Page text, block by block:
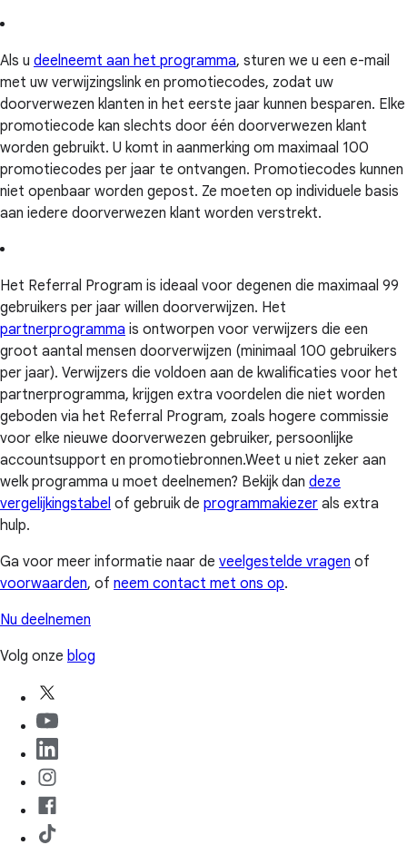
Als u deelneemt aan het programma, sturen we u een e-mail
met uw verwijzingslink en promotiecodes, zodat uw
doorverwezen klanten in het eerste jaar kunnen besparen. Elke
promotiecode kan slechts door één doorverwezen klant
worden gebruikt. U komt in aanmerking om maximaal 100
promotiecodes per jaar te ontvangen. Promotiecodes kunnen
niet openbaar worden gepost. Ze moeten op individuele basis
aan iedere doorverwezen klant worden verstrekt.
Het Referral Program is ideaal voor degenen die maximaal 99
gebruikers per jaar willen doorverwijzen. Het
partnerprogramma is ontworpen voor verwijzers die een
groot aantal mensen doorverwijzen (minimaal 100 gebruikers
per jaar). Verwijzers die voldoen aan de kwalificaties voor het
partnerprogramma, krijgen extra voordelen die niet worden
geboden via het Referral Program, zoals hogere commissie
voor elke nieuwe doorverwezen gebruiker, persoonlijke
accountsupport en promotiebronnen.Weet u niet zeker aan
welk programma u moet deelnemen? Bekijk dan deze
vergelijkingstabel of gebruik de programmakiezer als extra
hulp.
Ga voor meer informatie naar de veelgestelde vragen of
voorwaarden, of neem contact met ons op.
Nu deelnemen
Volg onze blog